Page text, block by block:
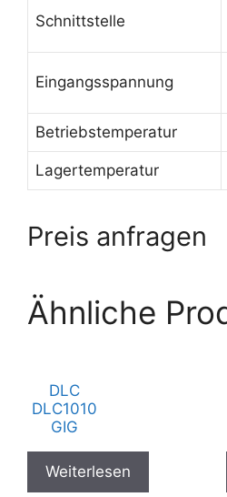
Schnittstelle
Eingangsspannung
Betriebstemperatur
Lagertemperatur
Preis anfragen
Ähnliche
DLC
DLC1010
GIG
Weiterlesen